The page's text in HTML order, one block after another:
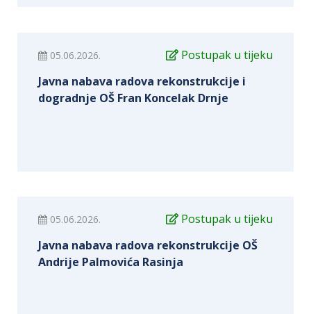
05.06.2026.
Postupak u tijeku
Javna nabava radova rekonstrukcije i
dogradnje OŠ Fran Koncelak Drnje
05.06.2026.
Postupak u tijeku
Javna nabava radova rekonstrukcije OŠ
Andrije Palmovića Rasinja